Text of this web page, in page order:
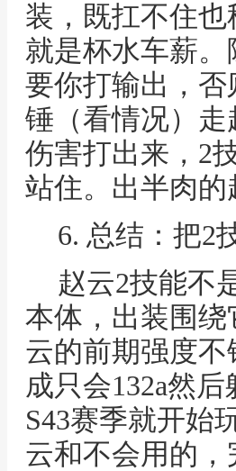
装，既扛不住
就是杯水车薪
要你打输出，
锤（看情况）
伤害打出来，2
站住。出半肉
6. 总结：把2
赵云2技能不
本体，出装围绕
云的前期强度
成只会132a然
S43赛季就开始
云和不会用的